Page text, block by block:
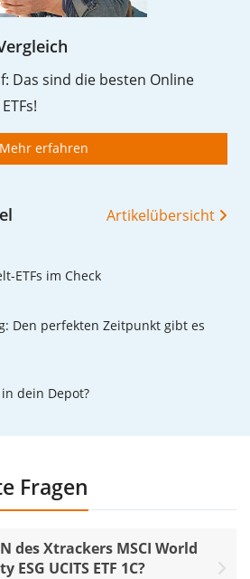
Das sind die besten Online
Mehr erfahren
Artikelübersicht
ETFs im Check
Den perfekten Zeitpunkt gibt es
dein Depot?
Fragen
des Xtrackers MSCI World
UCITS ETF 1C?